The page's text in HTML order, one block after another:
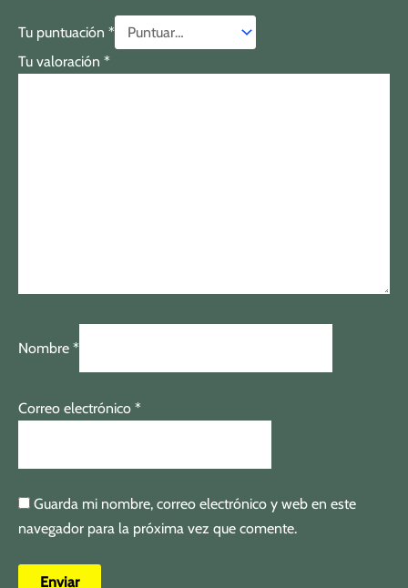
Tu puntuación *
Tu valoración *
Nombre *
Correo electrónico *
Guarda mi nombre, correo electrónico y web en este
navegador para la próxima vez que comente.